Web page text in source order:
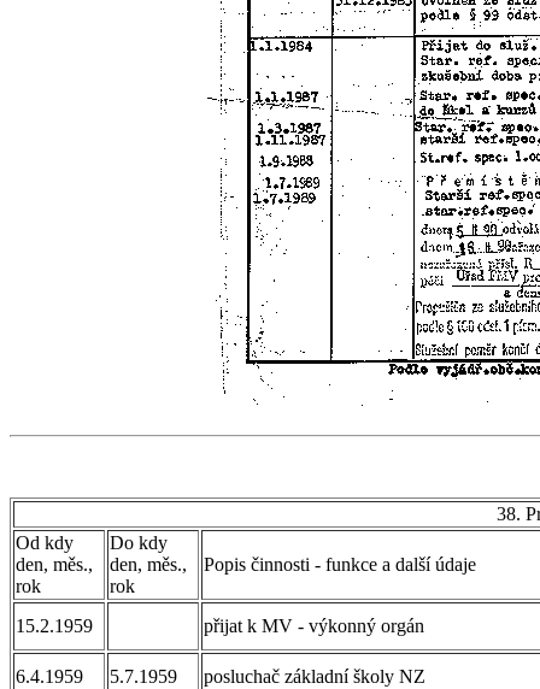
38.
Od kdy
den, měs.,
rok
Do kdy
den, měs.,
rok
Popis činnosti - funkce a další údaje
15.2.1959 přijat k MV - výkonný orgán
6.4.1959 5.7.1959 posluchač základní školy NZ